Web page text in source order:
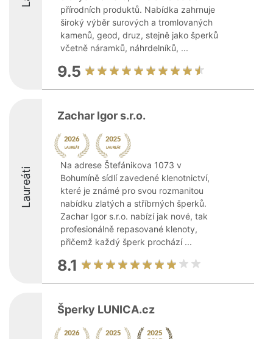
přírodních produktů. Nabídka zahrnuje
široký výběr surových a tromlovaných
kamenů, geod, druz, stejně jako šperků
včetně náramků, náhrdelníků, ...
9.5
Laureáti
Zachar Igor s.r.o.
Na adrese Štefánikova 1073 v
Bohumíně sídlí zavedené klenotnictví,
které je známé pro svou rozmanitou
nabídku zlatých a stříbrných šperků.
Zachar Igor s.r.o. nabízí jak nové, tak
profesionálně repasované klenoty,
přičemž každý šperk prochází ...
8.1
Šperky LUNICA.cz